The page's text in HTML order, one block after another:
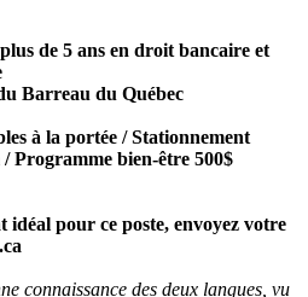
de 5 ans en droit bancaire et
Barreau du Québec
à la portée / Stationnement
bien-être 500$
idéal pour ce poste, envoyez votre
connaissance des deux langues, vu